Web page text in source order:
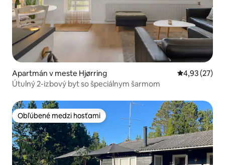
Apartmán v meste Hjørring Priemerné
4,93 (27)
Útulný 2-izbový byt so špeciálnym šarmom
Obľúbené medzi hosťami
Obľúbené medzi hosťami